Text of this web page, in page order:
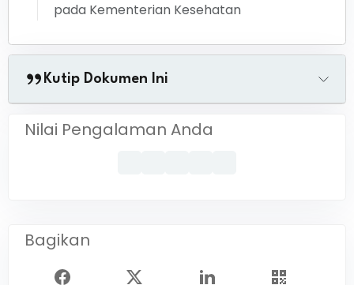
pada Kementerian Kesehatan
Kutip Dokumen Ini
Nilai Pengalaman Anda
Bagikan